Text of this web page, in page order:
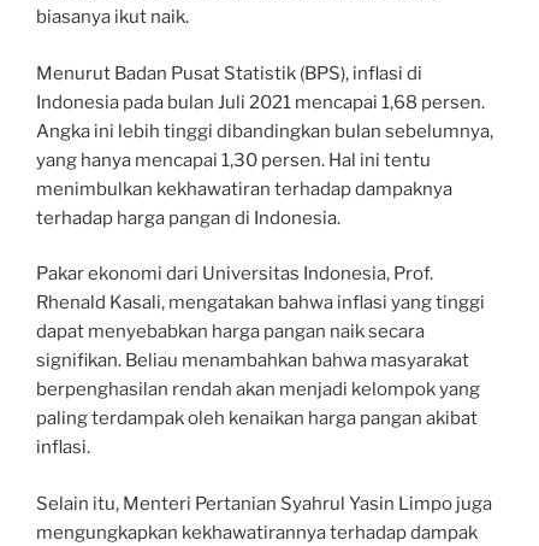
biasanya ikut naik.
Menurut Badan Pusat Statistik (BPS), inflasi di
Indonesia pada bulan Juli 2021 mencapai 1,68 persen.
Angka ini lebih tinggi dibandingkan bulan sebelumnya,
yang hanya mencapai 1,30 persen. Hal ini tentu
menimbulkan kekhawatiran terhadap dampaknya
terhadap harga pangan di Indonesia.
Pakar ekonomi dari Universitas Indonesia, Prof.
Rhenald Kasali, mengatakan bahwa inflasi yang tinggi
dapat menyebabkan harga pangan naik secara
signifikan. Beliau menambahkan bahwa masyarakat
berpenghasilan rendah akan menjadi kelompok yang
paling terdampak oleh kenaikan harga pangan akibat
inflasi.
Selain itu, Menteri Pertanian Syahrul Yasin Limpo juga
mengungkapkan kekhawatirannya terhadap dampak